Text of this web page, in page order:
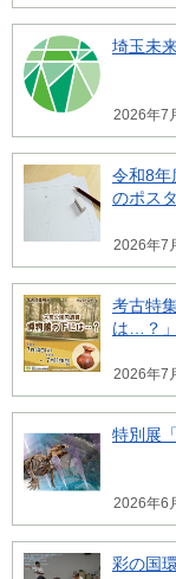
埼玉未
2026年7
令和8年
のポス
2026年7
考古特
は…？」
2026年7
特別展
2026年6
彩の国